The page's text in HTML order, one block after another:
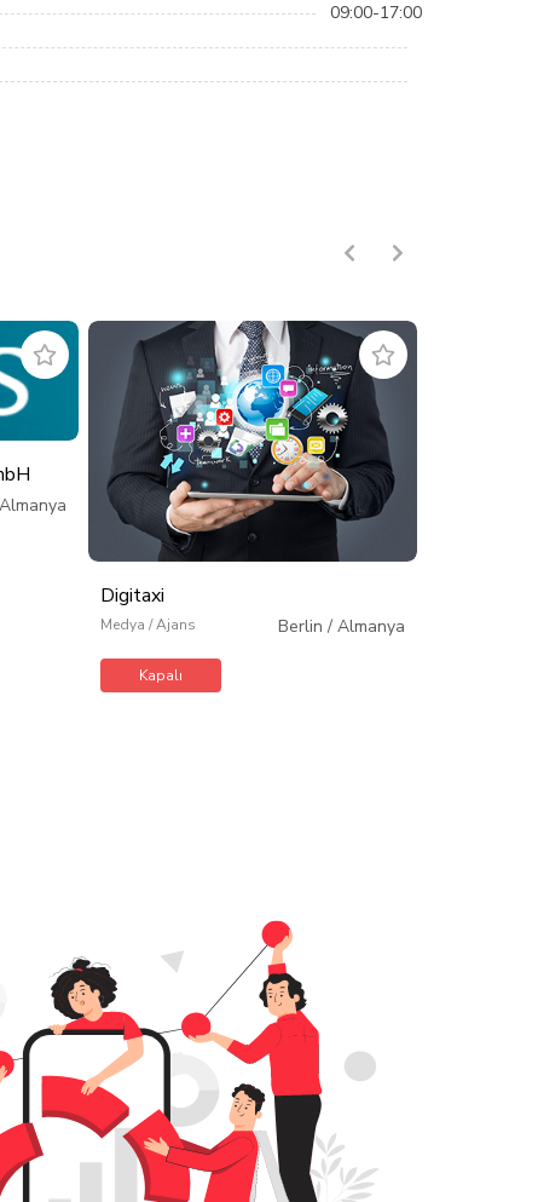
09:00-17:00
Almanya
Digitaxi
Medya / Ajans Berlin / Almanya
Kapalı